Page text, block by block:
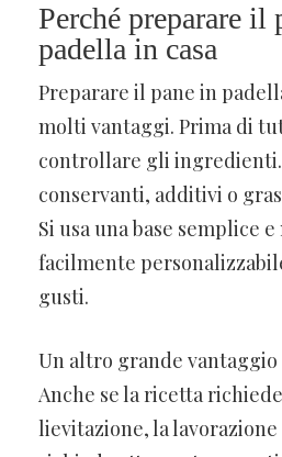
Perché preparare il
padella in casa
Preparare il pane in
molti vantaggi. Prima di
controllare gli ingredienti.
conservanti, additivi o
Si usa una base semplice
facilmente
gusti.
Un altro grande
Anche se la ricetta
lievitazione, la